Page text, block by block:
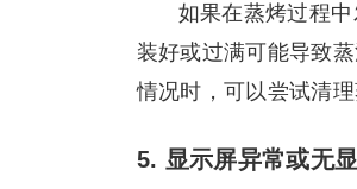
如果在蒸烤过程
装好或过满可能导致
情况时，可以尝试清
5. 显示屏异常或无